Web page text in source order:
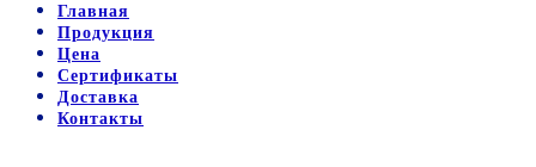
Главная
Продукция
Цена
Сертификаты
Доставка
Контакты